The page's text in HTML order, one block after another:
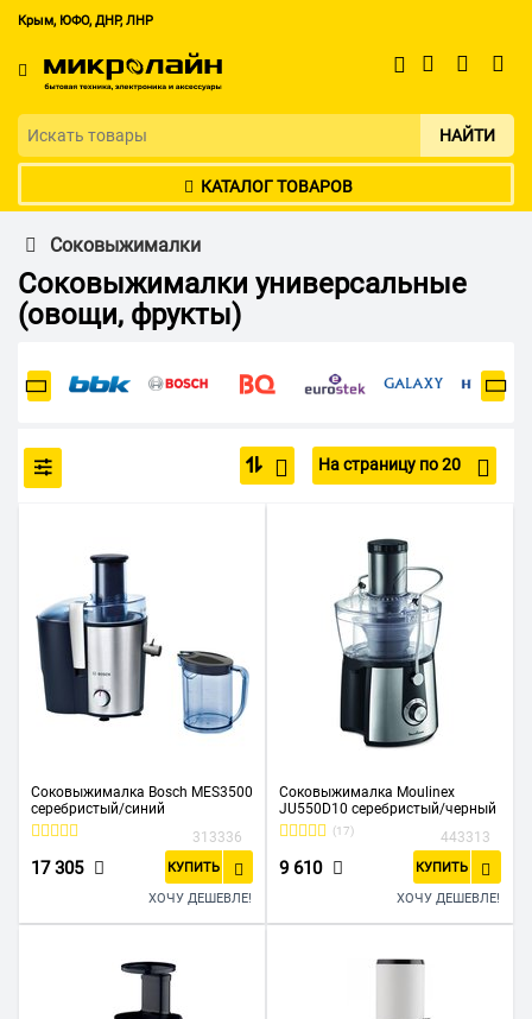
Крым, ЮФО, ДНР, ЛНР
НАЙТИ
КАТАЛОГ ТОВАРОВ
Соковыжималки
Соковыжималки универсальные
(овощи, фрукты)
На страницу по 20
Соковыжималка Bosch MES3500
серебристый/синий
313336
17 305 КУПИТЬ
ХОЧУ ДЕШЕВЛЕ!
Соковыжималка Moulinex
JU550D10 серебристый/черный
(17) 443313
9 610 КУПИТЬ
ХОЧУ ДЕШЕВЛЕ!